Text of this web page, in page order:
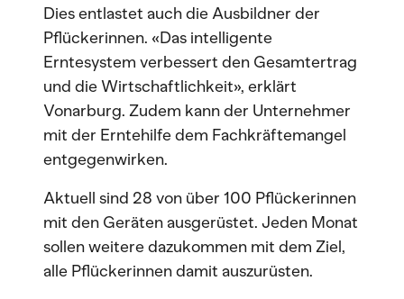
Dies entlastet auch die Ausbildner der
Pflückerinnen. «Das intelligente
Erntesystem verbessert den Gesamtertrag
und die Wirtschaftlichkeit», erklärt
Vonarburg. Zudem kann der Unternehmer
mit der Erntehilfe dem Fachkräftemangel
entgegenwirken.
Aktuell sind 28 von über 100 Pflückerinnen
mit den Geräten ausgerüstet. Jeden Monat
sollen weitere dazukommen mit dem Ziel,
alle Pflückerinnen damit auszurüsten.